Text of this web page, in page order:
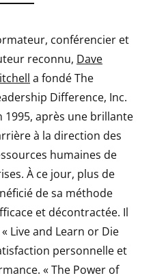
conférencier et
reconnu, Dave
a fondé The
Difference, Inc.
1995, après une brillante
à la direction des
humaines de
À ce jour, plus de
de sa méthode
et décontractée. Il
Live and Learn or Die
personnelle et
« The Power of